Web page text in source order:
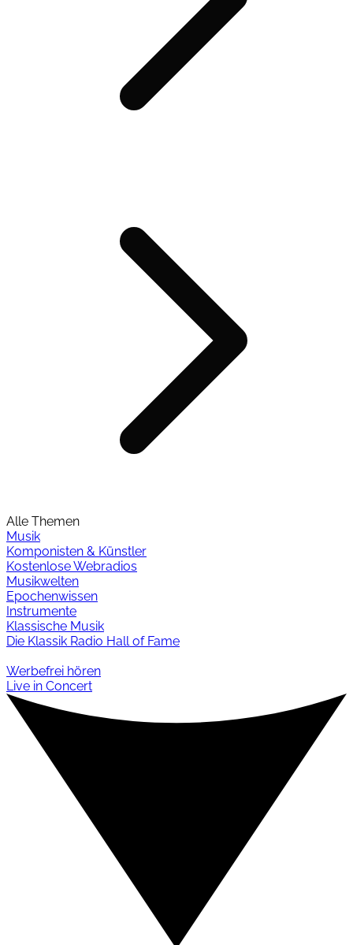
Alle Themen
Musik
Komponisten & Künstler
Kostenlose Webradios
Musikwelten
Epochenwissen
Instrumente
Klassische Musik
Die Klassik Radio Hall of Fame
Werbefrei hören
Live in Concert